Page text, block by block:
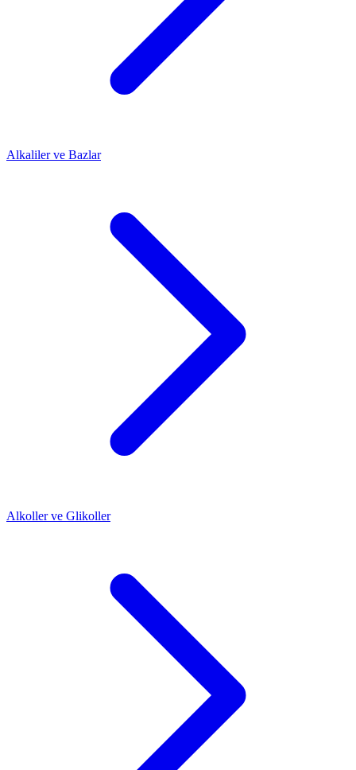
Alkaliler ve Bazlar
Alkoller ve Glikoller